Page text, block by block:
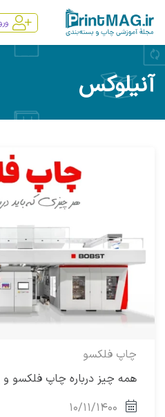
آنیلوکس
چاپ فلکسو
همه چیز درباره چاپ فلکسو و
۱۰/۱۱/۱۴۰۰